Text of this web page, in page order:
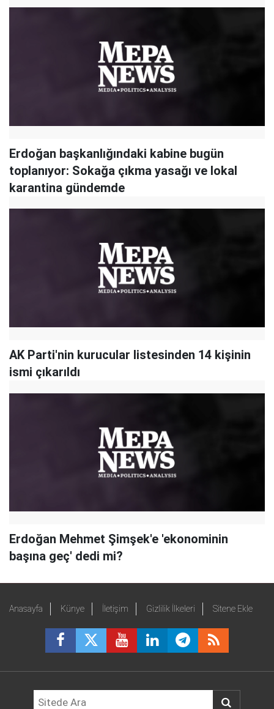
Erdoğan başkanlığındaki kabine bugün
toplanıyor: Sokağa çıkma yasağı ve lokal
karantina gündemde
AK Parti'nin kurucular listesinden 14 kişinin
ismi çıkarıldı
Erdoğan Mehmet Şimşek'e 'ekonominin
başına geç' dedi mi?
Anasayfa Künye İletişim Gizlilik İlkeleri Sitene Ekle